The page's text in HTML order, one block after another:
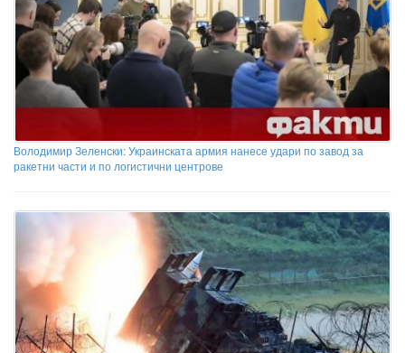
Володимир Зеленски: Украинската армия нанесе удари по завод за
ракетни части и по логистични центрове